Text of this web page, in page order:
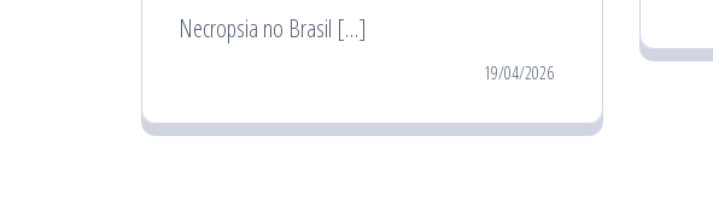
Necropsia no Brasil […]
19/04/2026